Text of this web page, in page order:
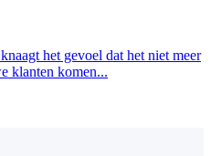
het gevoel dat het niet meer
klanten komen...